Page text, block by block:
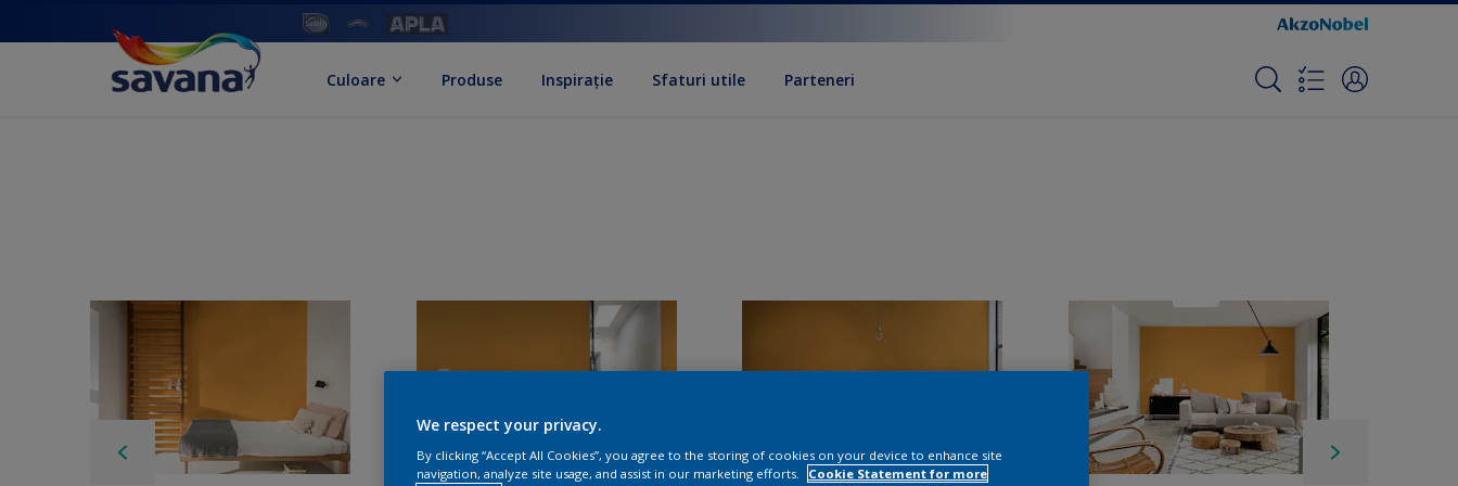
Culoare Produse Inspirație Sfaturi utile Parteneri
We respect your privacy.
By clicking “Accept All Cookies”, you agree to the storing of cookies on your device to enhance site
navigation, analyze site usage, and assist in our marketing efforts.
Cookie Statement for more